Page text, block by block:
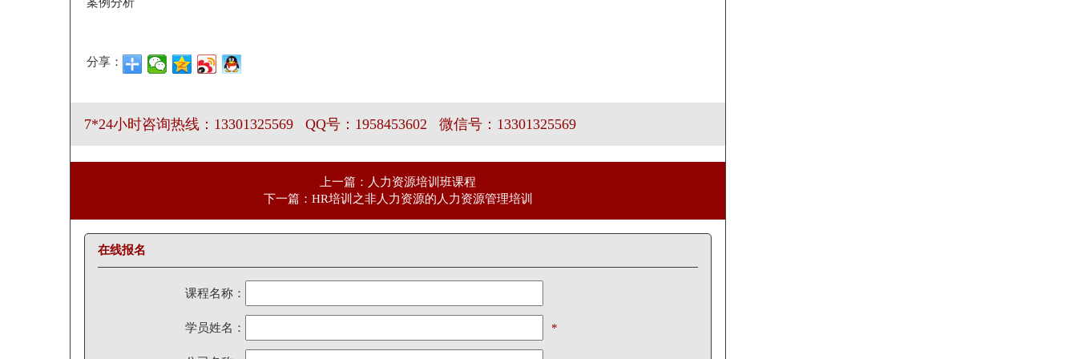
分享：
7*24小时咨询热线：13301325569 QQ号：1958453602 微信号：13301325569
上一篇：人力资源培训班课程
下一篇：HR培训之非人力资源的人力资源管理培训
在线报名
课程名称：
学员姓名： *